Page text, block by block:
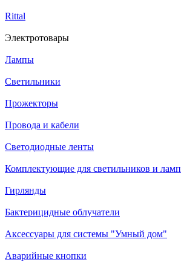
Rittal
Электротовары
Лампы
Светильники
Прожекторы
Провода и кабели
Светодиодные ленты
Комплектующие для светильников и ламп
Гирлянды
Бактерицидные облучатели
Аксессуары для системы "Умный дом"
Аварийные кнопки